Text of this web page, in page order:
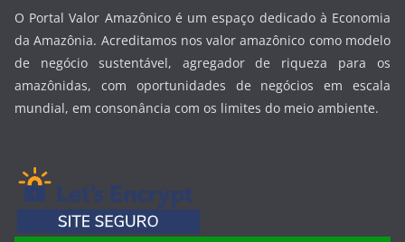
O Portal Valor Amazônico é um espaço dedicado à Economia
da Amazônia. Acreditamos nos valor amazônico como modelo
de negócio sustentável, agregador de riqueza para os
amazônidas, com oportunidades de negócios em escala
mundial, em consonância com os limites do meio ambiente.